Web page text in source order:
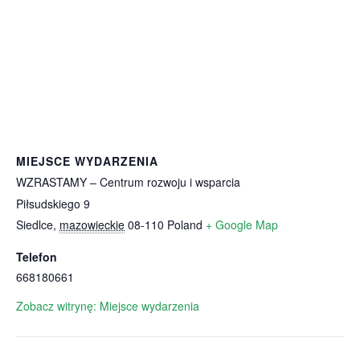
MIEJSCE WYDARZENIA
WZRASTAMY – Centrum rozwoju i wsparcia
Piłsudskiego 9
Siedlce, mazowieckie 08-110 Poland + Google Map
Telefon
668180661
Zobacz witrynę: Miejsce wydarzenia